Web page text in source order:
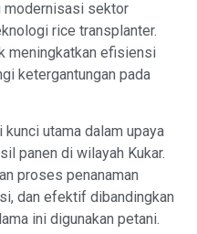
modernisasi sektor
rice transplanter.
meningkatkan efisiensi
ketergantungan pada
utama dalam upaya
panen di wilayah Kukar.
proses penanaman
dan efektif dibandingkan
ini digunakan petani.